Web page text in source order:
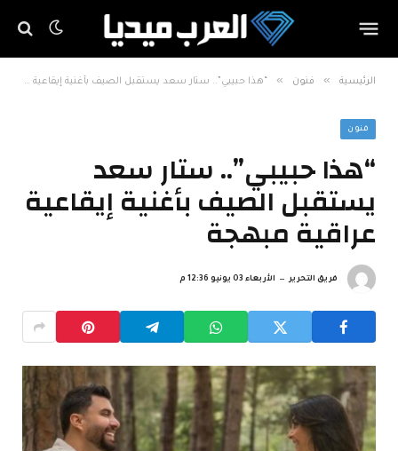
الرئيسية » فنون » “هذا حبيبي”.. ستار سعد يستقبل الصيف بأغنية إيقاعية عراقية مبهجة
فنون
“هذا حبيبي”.. ستار سعد
يستقبل الصيف بأغنية إيقاعية
عراقية مبهجة
فريق التحرير الأربعاء 03 يونيو 12:36 م